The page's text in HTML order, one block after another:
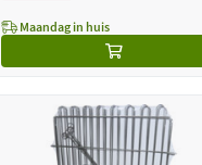
Maandag in huis